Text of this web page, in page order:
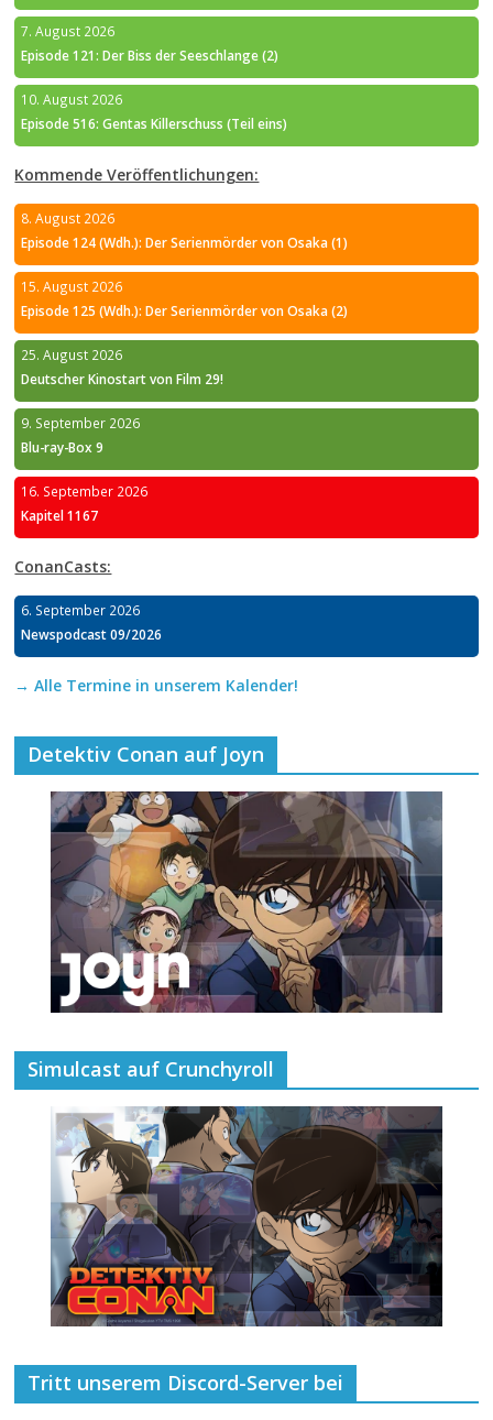
7. August 2026
Episode 121: Der Biss der Seeschlange (2)
10. August 2026
Episode 516: Gentas Killerschuss (Teil eins)
Kommende Veröffentlichungen:
8. August 2026
Episode 124 (Wdh.): Der Serienmörder von Osaka (1)
15. August 2026
Episode 125 (Wdh.): Der Serienmörder von Osaka (2)
25. August 2026
Deutscher Kinostart von Film 29!
9. September 2026
Blu-ray-Box 9
16. September 2026
Kapitel 1167
ConanCasts:
6. September 2026
Newspodcast 09/2026
→ Alle Termine in unserem Kalender!
Detektiv Conan auf Joyn
Simulcast auf Crunchyroll
Tritt unserem Discord-Server bei